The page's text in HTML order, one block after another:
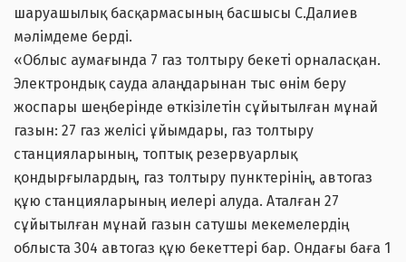
шаруашылық басқармасының басшысы С.Далиев
мәлімдеме берді.
«Облыс аумағында 7 газ толтыру бекеті орналасқан.
Электрондық сауда алаңдарынан тыс өнім беру
жоспары шеңберінде өткізілетін сұйытылған мұнай
газын: 27 газ желісі ұйымдары, газ толтыру
станцияларының, топтық резервуарлық
қондырғылардың, газ толтыру пунктерінің, автогаз
құю станцияларының иелері алуда. Аталған 27
сұйытылған мұнай газын сатушы мекемелердің
облыста 304 автогаз құю бекеттері бар. Ондағы баға 1